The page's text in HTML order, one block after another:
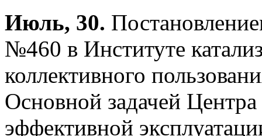
Июль, 30.
№460 в Институте
коллективного
Основной задачей Центра
эффективной